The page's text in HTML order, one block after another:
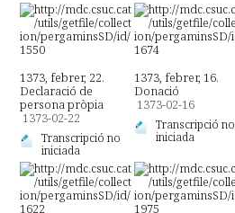
1373, febrer, 22.
Declaració de
persona pròpia
1373-02-22
Transcripció no
iniciada
1373, febrer, 16.
Donació
1373-02-16
Transcripció no
iniciada